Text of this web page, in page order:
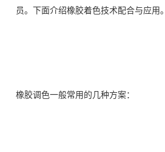
员。下面介绍橡胶着色技术配合与应用。
橡胶调色一般常用的几种方案：